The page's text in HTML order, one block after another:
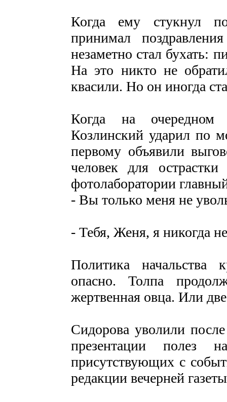
Когда ему стукнул
принимал
незаметно стал бухать:
На это никто не
квасили. Но он иногда
Когда на очередном
Козлинский ударил по
первому объявили
человек для
фотолаборатории
- Вы только меня не
- Тебя, Женя, я никогда
Политика начальства
опасно. Толпа
жертвенная овца. Или
Сидорова уволили
презентации полез
присутствующих с
редакции вечерней